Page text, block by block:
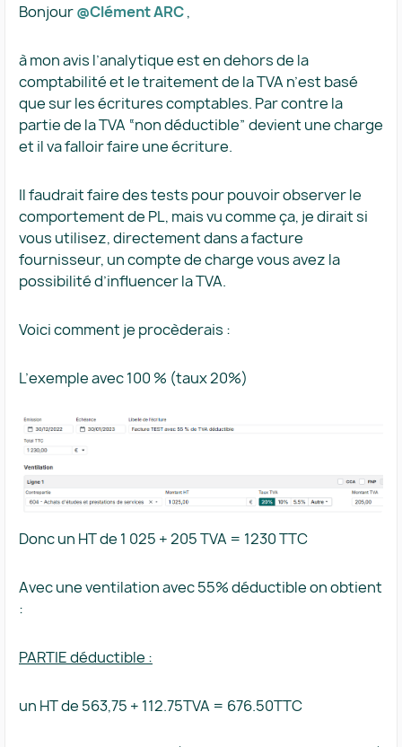
Bonjour ​@Clément ARC,
à mon avis l’analytique est en dehors de la
comptabilité et le traitement de la TVA n’est basé
que sur les écritures comptables. Par contre la
partie de la TVA “non déductible” devient une charge
et il va falloir faire une écriture.
Il faudrait faire des tests pour pouvoir observer le
comportement de PL, mais vu comme ça, je dirait si
vous utilisez, directement dans a facture
fournisseur, un compte de charge vous avez la
possibilité d’influencer la TVA.
Voici comment je procèderais :
L’exemple avec 100 % (taux 20%)
Donc un HT de 1 025 + 205 TVA = 1230 TTC
Avec une ventilation avec 55% déductible on obtient
:
PARTIE déductible :
un HT de 563,75 + 112.75TVA = 676.50TTC